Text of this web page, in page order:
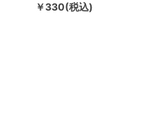
￥330(税込)